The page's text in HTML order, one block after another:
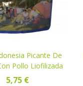
Picante De
Pollo Liofilizada
Ración
5,75 €